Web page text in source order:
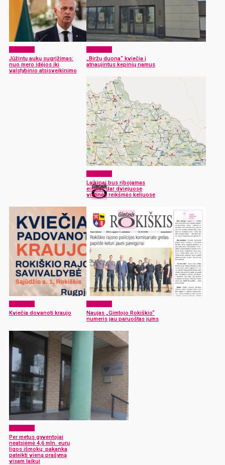
Jūžintų aukų sugrįžimas:
nuo mero idėjos iki
valstybinio atsisveikinimo
„Biržų duona“ kviečia į
atnaujintus kepinių namus
Laikinai bus ribojamas
eismas dar dviejuose
vietinės reikšmės keliuose
Kviečia dovanoti kraujo
Naujas „Gimtojo Rokiškio“
numeris jau paruoštas jums
Per metus gyventojai
neatsiėmė 4,6 mln. eurų
ligos išmokų: pakanka
pateikti vieną prašymą
visam laikui